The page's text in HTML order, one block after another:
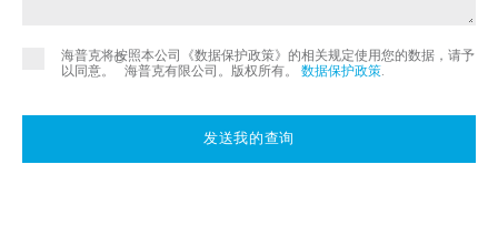
海普克将按照本公司《数据保护政策》的相关规定使用您的数据，请予
以同意。
©
海普克有限公司。版权所有。 数据保护政策
发送我的查询